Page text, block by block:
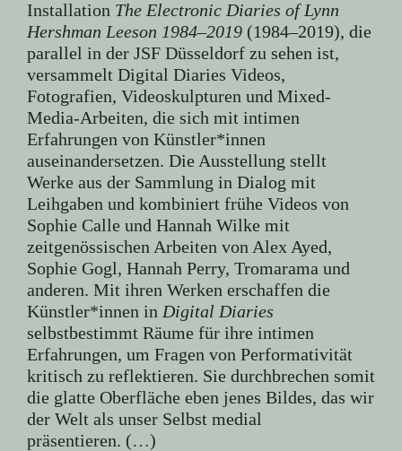
Installation The Electronic Diaries of Lynn
Hershman Leeson 1984–2019 (1984–2019), die
parallel in der JSF Düsseldorf zu sehen ist,
versammelt Digital Diaries Videos,
Fotografien, Videoskulpturen und Mixed-
Media-Arbeiten, die sich mit intimen
Erfahrungen von Künstler*innen
auseinandersetzen. Die Ausstellung stellt
Werke aus der Sammlung in Dialog mit
Leihgaben und kombiniert frühe Videos von
Sophie Calle und Hannah Wilke mit
zeitgenössischen Arbeiten von Alex Ayed,
Sophie Gogl, Hannah Perry, Tromarama und
anderen. Mit ihren Werken erschaffen die
Künstler*innen in Digital Diaries
selbstbestimmt Räume für ihre intimen
Erfahrungen, um Fragen von Performativität
kritisch zu reflektieren. Sie durchbrechen somit
die glatte Oberfläche eben jenes Bildes, das wir
der Welt als unser Selbst medial
präsentieren. (…)